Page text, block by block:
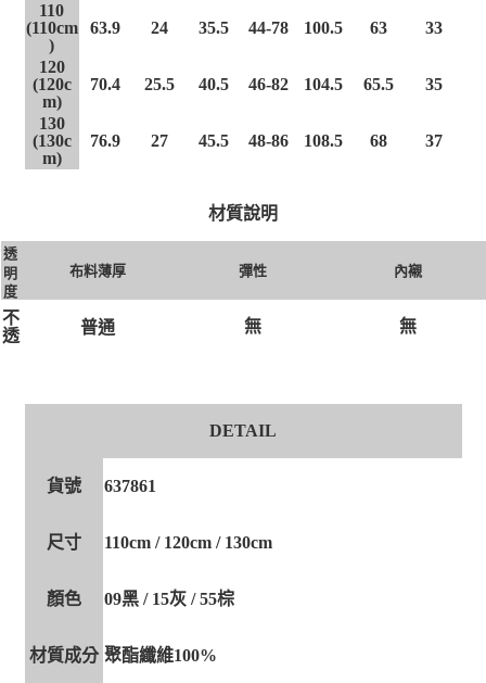
110
(110cm
)
63.9 24 35.5 44-78 100.5 63 33
120
(120c
m)
70.4 25.5 40.5 46-82 104.5 65.5 35
130
(130c
m)
76.9 27 45.5 48-86 108.5 68 37
材質說明
透
明
度
布料薄厚 彈性 內襯
不
透
普通 無 無
DETAIL
貨號 637861
尺寸 110cm / 120cm / 130cm
顏色 09黑 / 15灰 / 55棕
材質成分 聚酯纖維100%